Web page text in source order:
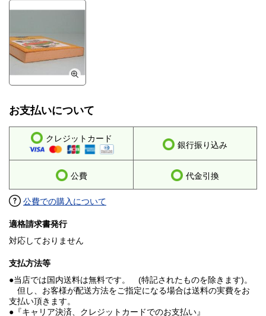
お支払いについて
クレジットカード
銀行振り込み
公費 代金引換
公費での購入について
適格請求書発行
対応しておりません
支払方法等
●当店では国内送料は無料です。 (特記されたものを除きます)。
但し、お客様が配送方法をご指定になる場合は送料の実費をお
支払い頂きます。
●『キャリア決済、クレジットカードでのお支払い』